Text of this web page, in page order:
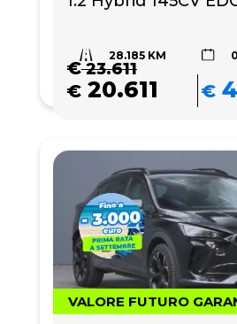
28.185 KM
€23.611
€ 20.611 €
VALORE FUTURO